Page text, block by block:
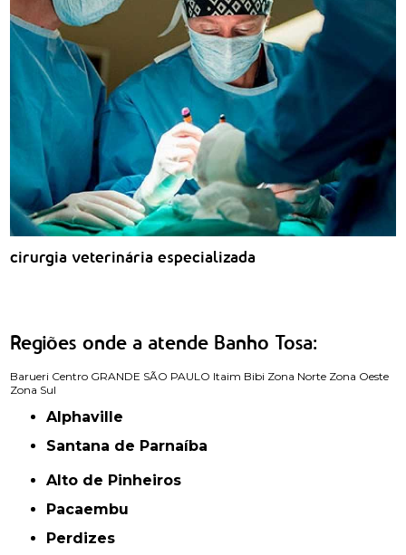
cirurgia veterinária especializada
Regiões onde a atende Banho Tosa:
Barueri Centro GRANDE SÃO PAULO Itaim Bibi Zona Norte Zona Oeste
Zona Sul
Alphaville
Santana de Parnaíba
Alto de Pinheiros
Pacaembu
Perdizes